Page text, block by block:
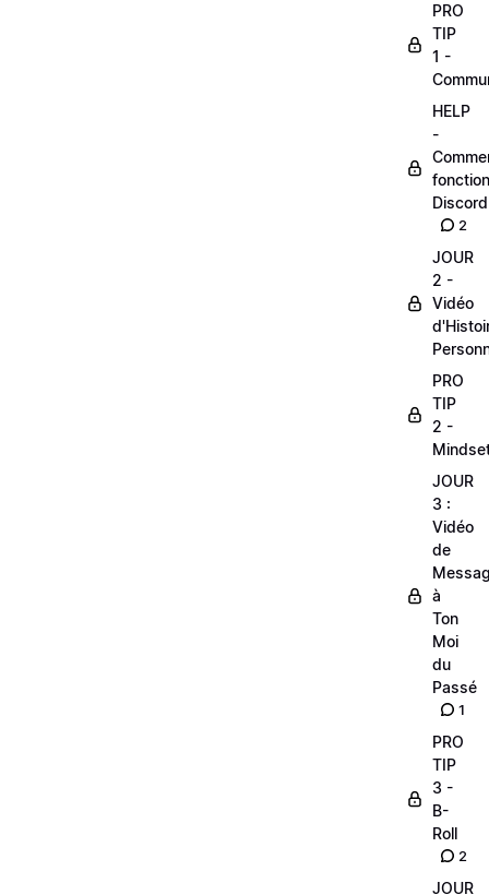
PRO
TIP
1 -
HELP
-
Discord
2
JOUR
2 -
Vidéo
PRO
TIP
2 -
JOUR
3 :
Vidéo
de
à
Ton
Moi
du
Passé
1
PRO
TIP
3 -
B-
Roll
2
JOUR